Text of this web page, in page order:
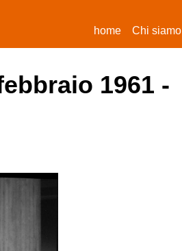
home(current)
Chi siamo
1961 -